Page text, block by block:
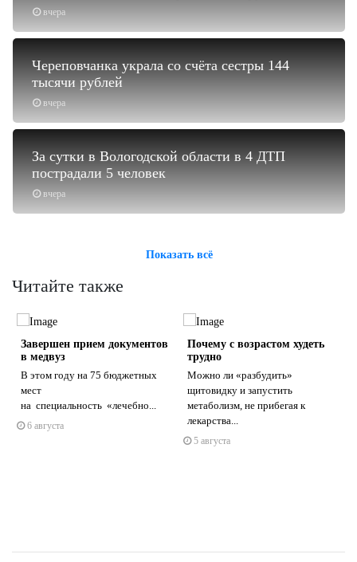
вчера
вчера
Череповчанка украла со счёта сестры 144
тысячи рублей
вчера
За сутки в Вологодской области в 4 ДТП
пострадали 5 человек
Показать всё
Читайте также
Завершен прием документов
в медвуз
В этом году на 75 бюджетных
мест
на специальность «лечебно...
6 августа
Почему с возрастом худеть
трудно
Можно ли «разбудить»
щитовидку и запустить
метаболизм, не прибегая к
лекарства...
5 августа